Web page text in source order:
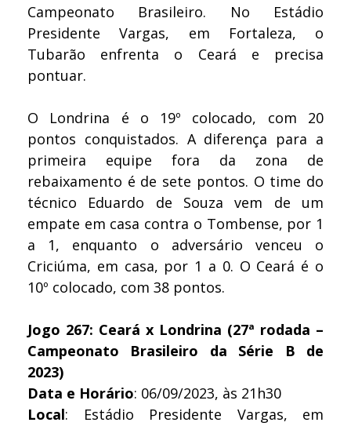
Campeonato Brasileiro. No Estádio
Presidente Vargas, em Fortaleza, o
Tubarão enfrenta o Ceará e precisa
pontuar.
O Londrina é o 19º colocado, com 20
pontos conquistados. A diferença para a
primeira equipe fora da zona de
rebaixamento é de sete pontos. O time do
técnico Eduardo de Souza vem de um
empate em casa contra o Tombense, por 1
a 1, enquanto o adversário venceu o
Criciúma, em casa, por 1 a 0. O Ceará é o
10º colocado, com 38 pontos.
Jogo 267: Ceará x Londrina (27ª rodada –
Campeonato Brasileiro da Série B de
2023)
Data e Horário: 06/09/2023, às 21h30
Local: Estádio Presidente Vargas, em